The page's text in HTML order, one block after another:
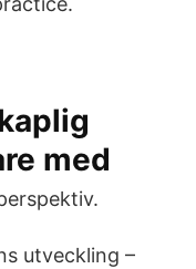
med
utveckling –